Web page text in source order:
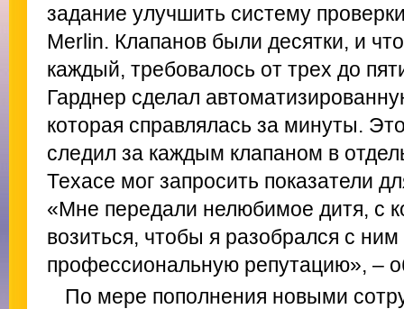
задание улучшить систему
Merlin. Клапанов были десятки, и
каждый, требовалось от трех до
Гарднер сделал
которая справлялась за минуты.
следил за каждым клапаном в
Техасе мог запросить показатели
«Мне передали нелюбимое дитя, с
возиться, чтобы я разобрался с
профессиональную репутацию», –
По мере пополнения новыми